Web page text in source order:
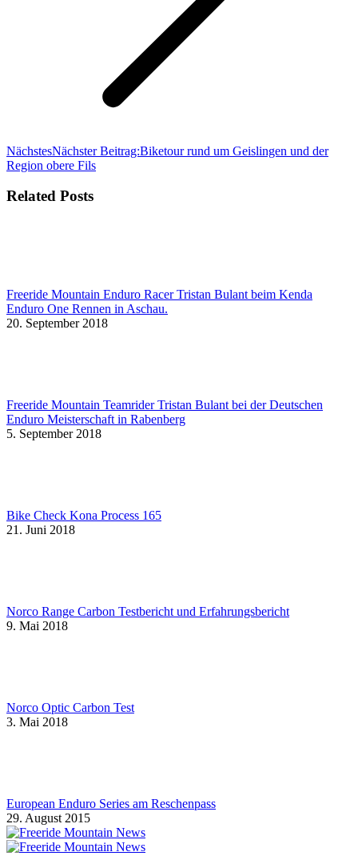
NächstesNächster Beitrag:Biketour rund um Geislingen und der
Region obere Fils
Related Posts
Freeride Mountain Enduro Racer Tristan Bulant beim Kenda
Enduro One Rennen in Aschau.
20. September 2018
Freeride Mountain Teamrider Tristan Bulant bei der Deutschen
Enduro Meisterschaft in Rabenberg
5. September 2018
Bike Check Kona Process 165
21. Juni 2018
Norco Range Carbon Testbericht und Erfahrungsbericht
9. Mai 2018
Norco Optic Carbon Test
3. Mai 2018
European Enduro Series am Reschenpass
29. August 2015